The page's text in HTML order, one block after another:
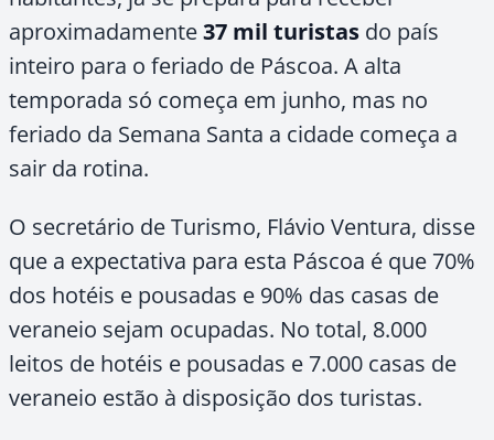
aproximadamente37 mil turistas do país
inteiro para o feriado de Páscoa. A alta
temporada só começa em junho, mas no
feriado da Semana Santa a cidade começa a
sair da rotina.
O secretário de Turismo, Flávio Ventura, disse
que a expectativa para esta Páscoa é que 70%
dos hotéis e pousadas e 90% das casas de
veraneio sejam ocupadas. No total, 8.000
leitos de hotéis e pousadas e 7.000 casas de
veraneio estão à disposição dos turistas.